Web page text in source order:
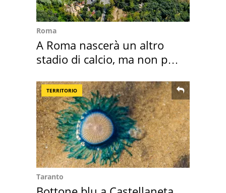
Roma
A Roma nascerà un altro
stadio di calcio, ma non per
TERRITORIO
Taranto